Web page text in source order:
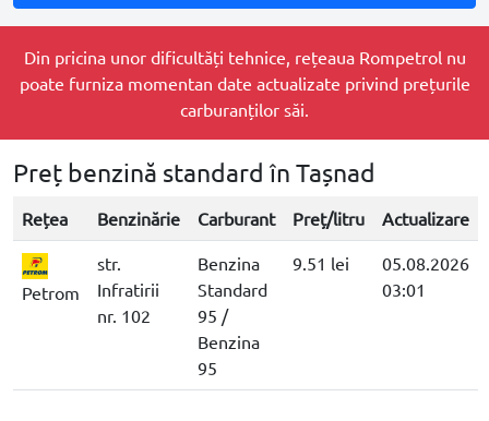
Din pricina unor dificultăți tehnice, rețeaua Rompetrol nu
poate furniza momentan date actualizate privind prețurile
carburanților săi.
Preț benzină standard în Tașnad
Rețea Benzinărie Carburant Preț/litru Actualizare
Petrom
str.
Infratirii
nr. 102
Benzina
Standard
95 /
Benzina
95
9.51 lei
05.08.2026
03:01